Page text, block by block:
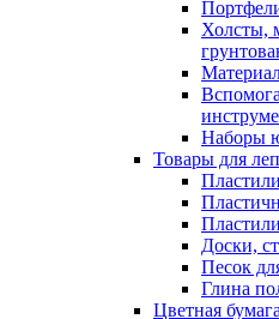
Холсты,
Наборы
Товары для
Доски,
Песок
Глина
Цветная